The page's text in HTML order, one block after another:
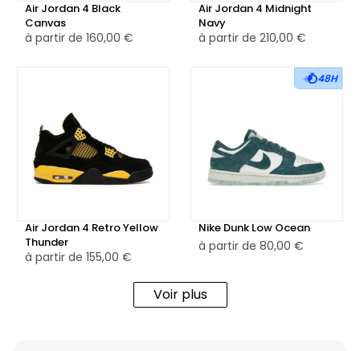
Air Jordan 4 Black
Canvas
à partir de 160,00 €
Air Jordan 4 Midnight
Navy
à partir de 210,00 €
Air Jordan 4 Retro Yellow
Thunder
à partir de 155,00 €
48H
Nike Dunk Low Ocean
à partir de 80,00 €
Voir plus